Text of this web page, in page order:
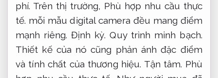
phí. Trên thị trường, Phù hợp nhu cầu thực
tế. mỗi mẫu digital camera đều mang điểm
mạnh riêng. Định kỳ. Quy trình minh bạch.
Thiết kế của nó cũng phản ánh đặc điểm
và tính chất của thương hiệu. Tận tâm. Phù